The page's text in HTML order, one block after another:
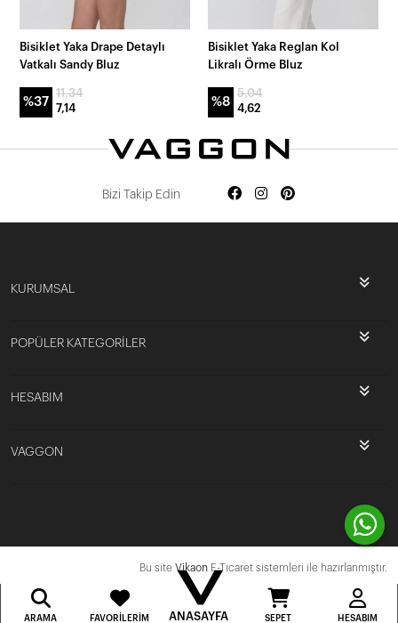
Bisiklet Yaka Drape Detaylı
Vatkalı Sandy Bluz
%37
11,34
7,14
Bisiklet Yaka Reglan Kol
Likralı Örme Bluz
%8
5,04
4,62
Bizi Takip Edin
KURUMSAL
POPÜLER KATEGORİLER
HESABIM
VAGGON
Bu site Vikaon E-Ticaret sistemleri ile hazırlanmıştır.
ARAMA FAVORILERIM ANASAYFA SEPET HESABIM